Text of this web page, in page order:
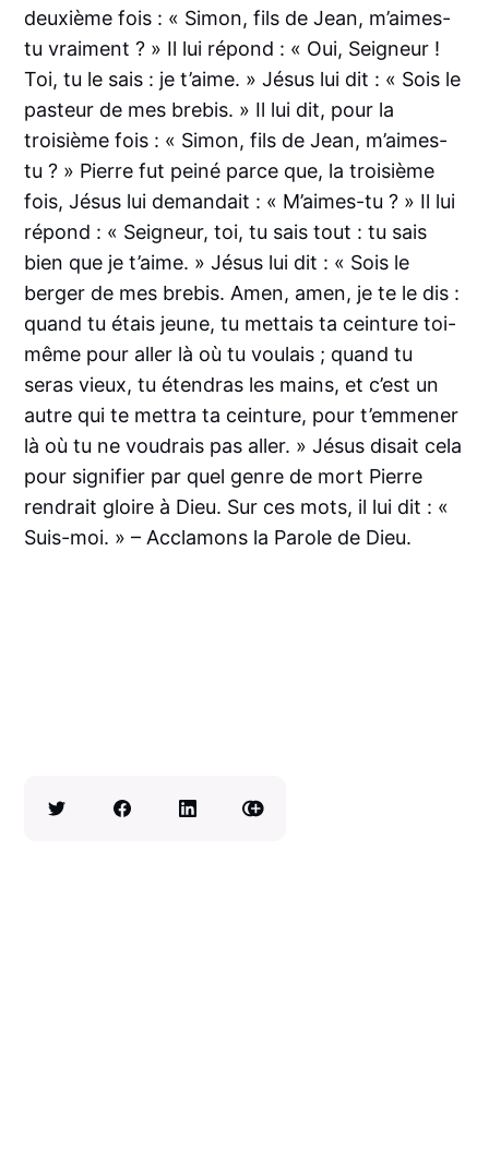
deuxième fois : « Simon, fils de Jean, m’aimes-
tu vraiment ? » Il lui répond : « Oui, Seigneur !
Toi, tu le sais : je t’aime. » Jésus lui dit : « Sois le
pasteur de mes brebis. » Il lui dit, pour la
troisième fois : « Simon, fils de Jean, m’aimes-
tu ? » Pierre fut peiné parce que, la troisième
fois, Jésus lui demandait : « M’aimes-tu ? » Il lui
répond : « Seigneur, toi, tu sais tout : tu sais
bien que je t’aime. » Jésus lui dit : « Sois le
berger de mes brebis. Amen, amen, je te le dis :
quand tu étais jeune, tu mettais ta ceinture toi-
même pour aller là où tu voulais ; quand tu
seras vieux, tu étendras les mains, et c’est un
autre qui te mettra ta ceinture, pour t’emmener
là où tu ne voudrais pas aller. » Jésus disait cela
pour signifier par quel genre de mort Pierre
rendrait gloire à Dieu. Sur ces mots, il lui dit : «
Suis-moi. » – Acclamons la Parole de Dieu.